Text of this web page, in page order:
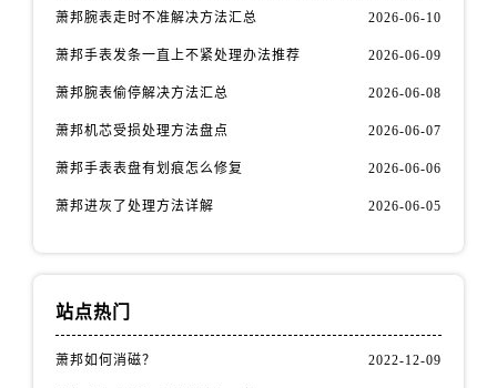
萧邦腕表走时不准解决方法汇总 2026-06-10
萧邦手表发条一直上不紧处理办法推荐 2026-06-09
萧邦腕表偷停解决方法汇总 2026-06-08
萧邦机芯受损处理方法盘点 2026-06-07
萧邦手表表盘有划痕怎么修复 2026-06-06
萧邦进灰了处理方法详解 2026-06-05
站点热门
萧邦如何消磁？ 2022-12-09